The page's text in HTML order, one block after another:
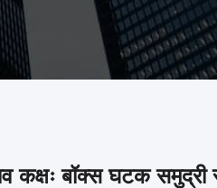
बॉक्स घटक समुद्री